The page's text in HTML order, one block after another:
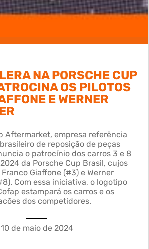
NA PORSCHE CUP
OS PILOTOS
E WERNER
Aftermarket, empresa referência
de reposição de peças
o patrocínio dos carros 3 e 8
da Porsche Cup Brasil, cujos
Giaffone (#3) e Werner
Com essa iniciativa, o logotipo
estampará os carros e os
dos competidores.
10 de maio de 2024